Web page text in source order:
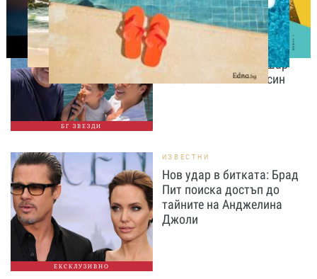
БГ ЗВЕЗДИ
ИЗВЕСТНИ
Любомира Башева
разтопи мрежата с най-
нежните кадри с Башар
Рахал и малкия им син
ЕКСКЛУЗИВНО
ИЗВЕСТНИ
Нов удар в битката: Брад
Пит поиска достъп до
тайните на Анджелина
Джоли